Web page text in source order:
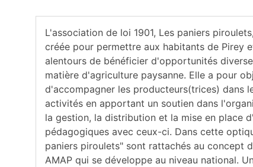
L'association de loi 1901, Les paniers
créée pour permettre aux habitants de Pirey
alentours de bénéficier d'opportunités
matière d'agriculture paysanne. Elle a pour
d'accompagner les producteurs(trices) dans
activités en apportant un soutien dans
la gestion, la distribution et la mise en place
pédagogiques avec ceux-ci. Dans cette
paniers piroulets" sont rattachés au concept
AMAP qui se développe au niveau national.